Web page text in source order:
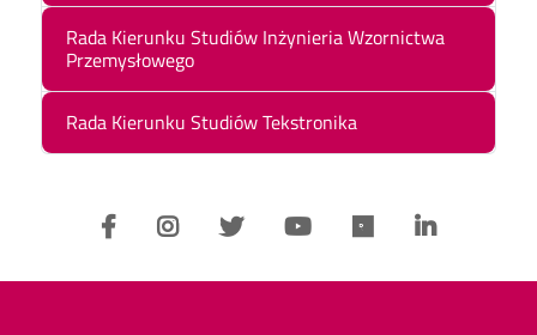
Rada Kierunku Studiów Inżynieria Wzornictwa
Przemysłowego
Rada Kierunku Studiów Tekstronika